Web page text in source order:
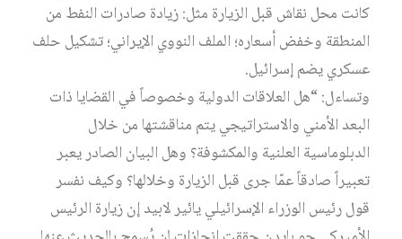
كانت محل نقاش قبل الزيارة مثل: زيادة صادرات النفط من
المنطقة وخفض أسعاره؛ الملف النووي الإيراني؛ تشكيل حلف
عسكري يضم إسرائيل.
وتساءل: “هل العلاقات الدولية وخصوصاً في القضايا ذات
البعد الأمني والاستراتيجي يتم مناقشتها من خلال
الدبلوماسية العلنية والمكشوفة؟ وهل البيان الصادر يعبر
تعبيراً صادقاً عمّا جرى قبل الزيارة وخلالها؟ وكيف نفسر
قول رئيس الوزراء الإسرائيلي يائير لابيد إن زيارة الرئيس